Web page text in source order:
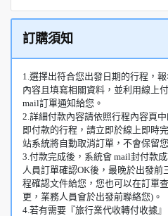
訂購須知
1.選擇出符合您出發日期的行程，
內容且填寫相關資料，並利用線上
mail訂單通知給您。
2.詳細付款內容請依照行程內容頁
即付款的行程，請立即於線上即時
站系統將自動取消訂單，不會保留
3.付款完成後，系統會 mail封付款
人員訂單確認OK後，最晚於出發
程確認文件給您，您也可以在訂單
更，業務人員會於出發前聯絡您)。
4.若有需要『旅行業代收轉付收據